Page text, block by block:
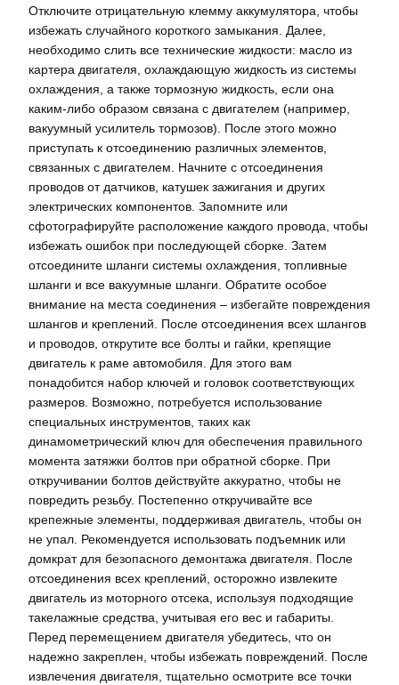
Отключите отрицательную клемму аккумулятора, чтобы
избежать случайного короткого замыкания. Далее,
необходимо слить все технические жидкости: масло из
картера двигателя, охлаждающую жидкость из системы
охлаждения, а также тормозную жидкость, если она
каким-либо образом связана с двигателем (например,
вакуумный усилитель тормозов). После этого можно
приступать к отсоединению различных элементов,
связанных с двигателем. Начните с отсоединения
проводов от датчиков, катушек зажигания и других
электрических компонентов. Запомните или
сфотографируйте расположение каждого провода, чтобы
избежать ошибок при последующей сборке. Затем
отсоедините шланги системы охлаждения, топливные
шланги и все вакуумные шланги. Обратите особое
внимание на места соединения – избегайте повреждения
шлангов и креплений. После отсоединения всех шлангов
и проводов, открутите все болты и гайки, крепящие
двигатель к раме автомобиля. Для этого вам
понадобится набор ключей и головок соответствующих
размеров. Возможно, потребуется использование
специальных инструментов, таких как
динамометрический ключ для обеспечения правильного
момента затяжки болтов при обратной сборке. При
откручивании болтов действуйте аккуратно, чтобы не
повредить резьбу. Постепенно откручивайте все
крепежные элементы, поддерживая двигатель, чтобы он
не упал. Рекомендуется использовать подъемник или
домкрат для безопасного демонтажа двигателя. После
отсоединения всех креплений, осторожно извлеките
двигатель из моторного отсека, используя подходящие
такелажные средства, учитывая его вес и габариты.
Перед перемещением двигателя убедитесь, что он
надежно закреплен, чтобы избежать повреждений. После
извлечения двигателя, тщательно осмотрите все точки